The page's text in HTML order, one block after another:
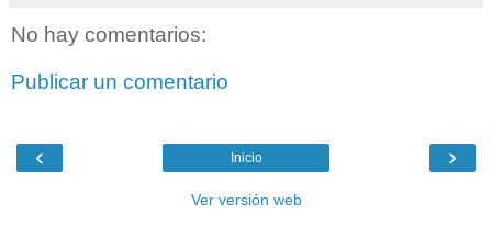
No hay comentarios:
Publicar un comentario
‹ ›
Inicio
Ver versión web